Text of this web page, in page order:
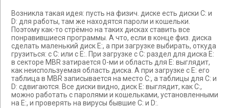
Возникла такая идея: пусть на физич. диске есть диски C: и
D: для работы, там же находятся пароли и кошельки.
Поэтому как-то стрёмно на таких дисках ставить все
понравившиеся программы. А что, если в конце физ. диска
сделать маленький диск E:, а при загрузке выбирать, откуда
грузиться: с C: или с E:. При загрузке с C: раздел для диска E:
в секторе MBR затирается 0-ми и область для E: выглядит,
как неиспользуемая область диска. А при загрузке с E: его
таблица в MBR записывается на место C:, а таблицы для C: и
D: сдвигаются. Все диски видно, диск E: выглядит, как C:,
можно работать с паролями и кошельками, установленными
на E:, и проверять на вирусы бывшие C: и D:.